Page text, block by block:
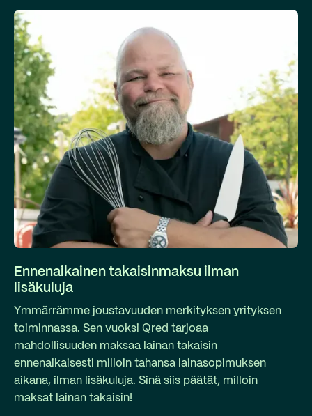
Ennenaikainen takaisinmaksu ilman
lisäkuluja
Ymmärrämme joustavuuden merkityksen yrityksen
toiminnassa. Sen vuoksi Qred tarjoaa
mahdollisuuden maksaa lainan takaisin
ennenaikaisesti milloin tahansa lainasopimuksen
aikana, ilman lisäkuluja. Sinä siis päätät, milloin
maksat lainan takaisin!